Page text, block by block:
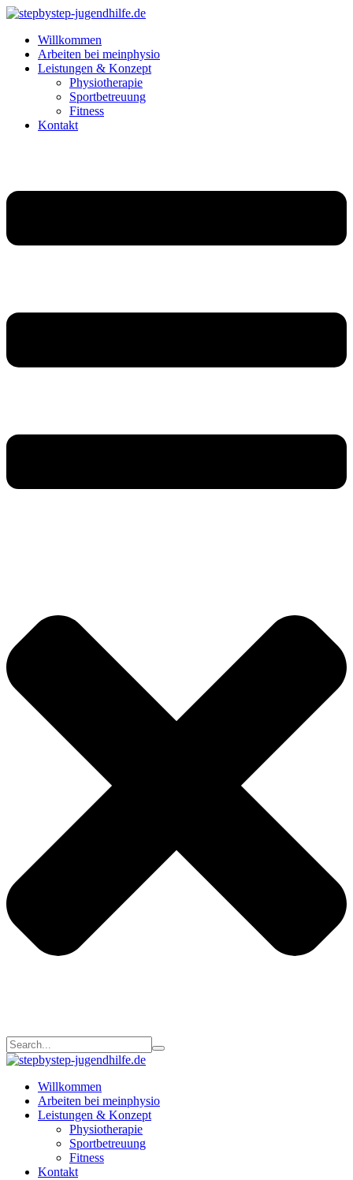
Willkommen
Arbeiten bei meinphysio
Leistungen & Konzept
Physiotherapie
Sportbetreuung
Fitness
Kontakt
Search
for:
Willkommen
Arbeiten bei meinphysio
Leistungen & Konzept
Physiotherapie
Sportbetreuung
Fitness
Kontakt